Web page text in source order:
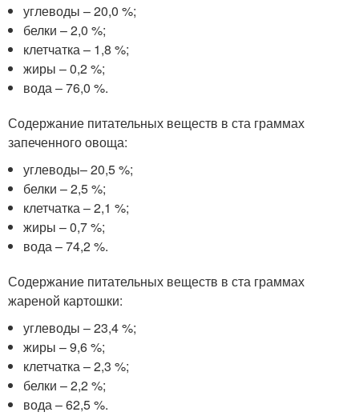
углеводы – 20,0 %;
белки – 2,0 %;
клетчатка – 1,8 %;
жиры – 0,2 %;
вода – 76,0 %.
Содержание питательных веществ в ста граммах
запеченного овоща:
углеводы– 20,5 %;
белки – 2,5 %;
клетчатка – 2,1 %;
жиры – 0,7 %;
вода – 74,2 %.
Содержание питательных веществ в ста граммах
жареной картошки:
углеводы – 23,4 %;
жиры – 9,6 %;
клетчатка – 2,3 %;
белки – 2,2 %;
вода – 62,5 %.